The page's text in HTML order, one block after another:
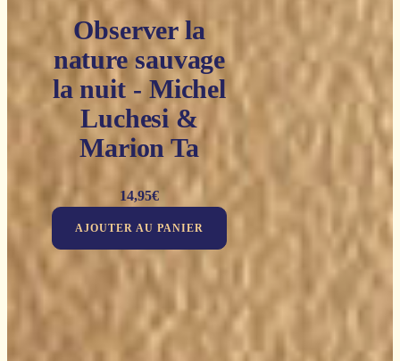
Observer la
nature sauvage
la nuit - Michel
Luchesi &
Marion Ta
14,95€
AJOUTER AU PANIER